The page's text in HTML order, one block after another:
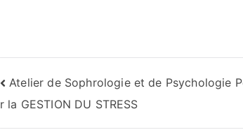
Navigation
de
Atelier de Sophrologie et de Psychologie
r la GESTION DU STRESS